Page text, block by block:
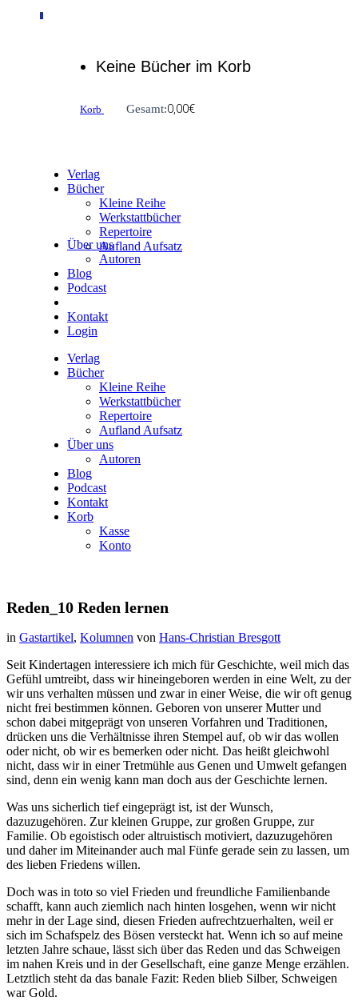
0
Keine Bücher im Korb
Korb Gesamt:0,00€
Verlag
Bücher
Kleine Reihe
Werkstattbücher
Repertoire
Aufland Aufsatz
Über uns
Autoren
Blog
Podcast
Kontakt
Login
Verlag
Bücher
Kleine Reihe
Werkstattbücher
Repertoire
Aufland Aufsatz
Über uns
Autoren
Blog
Podcast
Kontakt
Korb
Kasse
Konto
Reden_10 Reden lernen
in Gastartikel, Kolumnen von Hans-Christian Bresgott
Seit Kindertagen interessiere ich mich für Geschichte, weil mich das
Gefühl umtreibt, dass wir hineingeboren werden in eine Welt, zu der
wir uns verhalten müssen und zwar in einer Weise, die wir oft genug
nicht frei bestimmen können. Geboren von unserer Mutter und
schon dabei mitgeprägt von unseren Vorfahren und Traditionen,
drücken uns die Verhältnisse ihren Stempel auf, ob wir das wollen
oder nicht, ob wir es bemerken oder nicht. Das heißt gleichwohl
nicht, dass wir in einer Tretmühle aus Genen und Umwelt gefangen
sind, denn ein wenig kann man doch aus der Geschichte lernen.
Was uns sicherlich tief eingeprägt ist, ist der Wunsch,
dazuzugehören. Zur kleinen Gruppe, zur großen Gruppe, zur
Familie. Ob egoistisch oder altruistisch motiviert, dazuzugehören
und daher im Miteinander auch mal Fünfe gerade sein zu lassen, um
des lieben Friedens willen.
Doch was in toto so viel Frieden und freundliche Familienbande
schafft, kann auch ziemlich nach hinten losgehen, wenn wir nicht
mehr in der Lage sind, diesen Frieden aufrechtzuerhalten, weil er
sich im Schafspelz des Bösen versteckt hat. Wenn ich so auf meine
letzten Jahre schaue, lässt sich über das Reden und das Schweigen
im nahen Kreis und in der Gesellschaft, eine ganze Menge erzählen.
Letztlich steht da das banale Fazit: Reden blieb Silber, Schweigen
war Gold.